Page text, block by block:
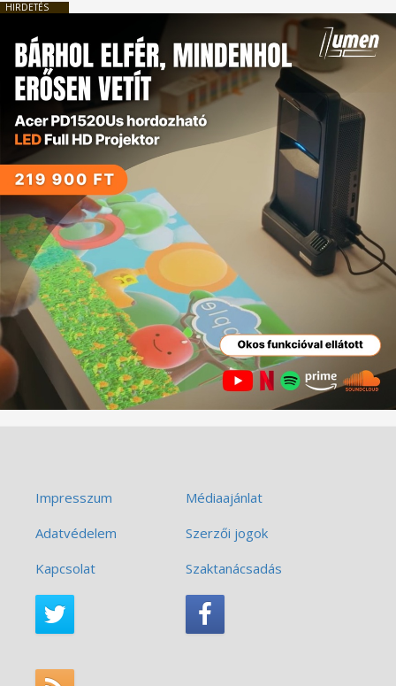
HIRDETÉS
Impresszum
Médiaajánlat
Adatvédelem
Szerzői jogok
Kapcsolat
Szaktanácsadás